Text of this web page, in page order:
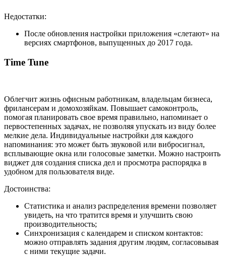
Недостатки:
После обновления настройки приложения «слетают» на
версиях смартфонов, выпущенных до 2017 года.
Time Tune
Облегчит жизнь офисным работникам, владельцам бизнеса,
фрилансерам и домохозяйкам. Повышает самоконтроль,
помогая планировать свое время правильно, напоминает о
первостепенных задачах, не позволяя упускать из виду более
мелкие дела. Индивидуальные настройки для каждого
напоминания: это может быть звуковой или вибросигнал,
всплывающие окна или голосовые заметки. Можно настроить
виджет для создания списка дел и просмотра распорядка в
удобном для пользователя виде.
Достоинства:
Статистика и анализ распределения времени позволяет
увидеть, на что тратится время и улучшить свою
производительность;
Синхронизация с календарем и списком контактов:
можно отправлять задания другим людям, согласовывая
с ними текущие задачи.